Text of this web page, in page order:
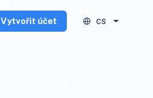
Vytvořit účet cs